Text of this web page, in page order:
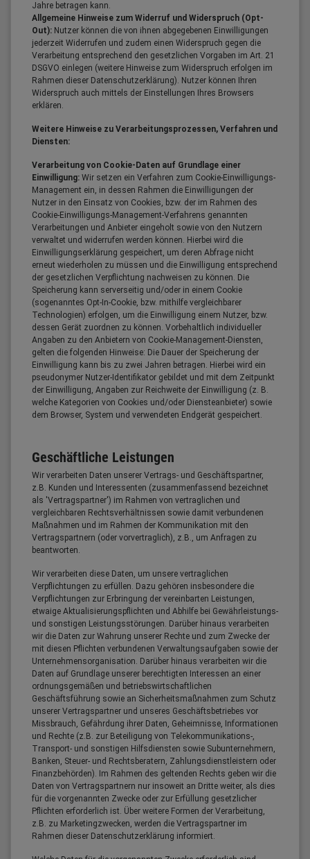
Jahre betragen kann.
Allgemeine Hinweise zum Widerruf und Widerspruch (Opt-
Out): Nutzer können die von ihnen abgegebenen Einwilligungen
jederzeit Widerrufen und zudem einen Widerspruch gegen die
Verarbeitung entsprechend den gesetzlichen Vorgaben im Art. 21
DSGVO einlegen (weitere Hinweise zum Widerspruch erfolgen im
Rahmen dieser Datenschutzerklärung). Nutzer können Ihren
Widerspruch auch mittels der Einstellungen Ihres Browsers
erklären.
Weitere Hinweise zu Verarbeitungsprozessen, Verfahren und
Diensten:
Verarbeitung von Cookie-Daten auf Grundlage einer
Einwilligung: Wir setzen ein Verfahren zum Cookie-Einwilligungs-
Management ein, in dessen Rahmen die Einwilligungen der
Nutzer in den Einsatz von Cookies, bzw. der im Rahmen des
Cookie-Einwilligungs-Management-Verfahrens genannten
Verarbeitungen und Anbieter eingeholt sowie von den Nutzern
verwaltet und widerrufen werden können. Hierbei wird die
Einwilligungserklärung gespeichert, um deren Abfrage nicht
erneut wiederholen zu müssen und die Einwilligung entsprechend
der gesetzlichen Verpflichtung nachweisen zu können. Die
Speicherung kann serverseitig und/oder in einem Cookie
(sogenanntes Opt-In-Cookie, bzw. mithilfe vergleichbarer
Technologien) erfolgen, um die Einwilligung einem Nutzer, bzw.
dessen Gerät zuordnen zu können. Vorbehaltlich individueller
Angaben zu den Anbietern von Cookie-Management-Diensten,
gelten die folgenden Hinweise: Die Dauer der Speicherung der
Einwilligung kann bis zu zwei Jahren betragen. Hierbei wird ein
pseudonymer Nutzer-Identifikator gebildet und mit dem Zeitpunkt
der Einwilligung, Angaben zur Reichweite der Einwilligung (z. B.
welche Kategorien von Cookies und/oder Diensteanbieter) sowie
dem Browser, System und verwendeten Endgerät gespeichert.
Geschäftliche Leistungen
Wir verarbeiten Daten unserer Vertrags- und Geschäftspartner,
z.B. Kunden und Interessenten (zusammenfassend bezeichnet
als 'Vertragspartner') im Rahmen von vertraglichen und
vergleichbaren Rechtsverhältnissen sowie damit verbundenen
Maßnahmen und im Rahmen der Kommunikation mit den
Vertragspartnern (oder vorvertraglich), z.B., um Anfragen zu
beantworten.
Wir verarbeiten diese Daten, um unsere vertraglichen
Verpflichtungen zu erfüllen. Dazu gehören insbesondere die
Verpflichtungen zur Erbringung der vereinbarten Leistungen,
etwaige Aktualisierungspflichten und Abhilfe bei Gewährleistungs-
und sonstigen Leistungsstörungen. Darüber hinaus verarbeiten
wir die Daten zur Wahrung unserer Rechte und zum Zwecke der
mit diesen Pflichten verbundenen Verwaltungsaufgaben sowie der
Unternehmensorganisation. Darüber hinaus verarbeiten wir die
Daten auf Grundlage unserer berechtigten Interessen an einer
ordnungsgemäßen und betriebswirtschaftlichen
Geschäftsführung sowie an Sicherheitsmaßnahmen zum Schutz
unserer Vertragspartner und unseres Geschäftsbetriebes vor
Missbrauch, Gefährdung ihrer Daten, Geheimnisse, Informationen
und Rechte (z.B. zur Beteiligung von Telekommunikations-,
Transport- und sonstigen Hilfsdiensten sowie Subunternehmern,
Banken, Steuer- und Rechtsberatern, Zahlungsdienstleistern oder
Finanzbehörden). Im Rahmen des geltenden Rechts geben wir die
Daten von Vertragspartnern nur insoweit an Dritte weiter, als dies
für die vorgenannten Zwecke oder zur Erfüllung gesetzlicher
Pflichten erforderlich ist. Über weitere Formen der Verarbeitung,
z.B. zu Marketingzwecken, werden die Vertragspartner im
Rahmen dieser Datenschutzerklärung informiert.